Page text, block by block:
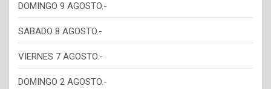
DOMINGO 9 AGOSTO.-
SABADO 8 AGOSTO.-
VIERNES 7 AGOSTO.-
DOMINGO 2 AGOSTO.-